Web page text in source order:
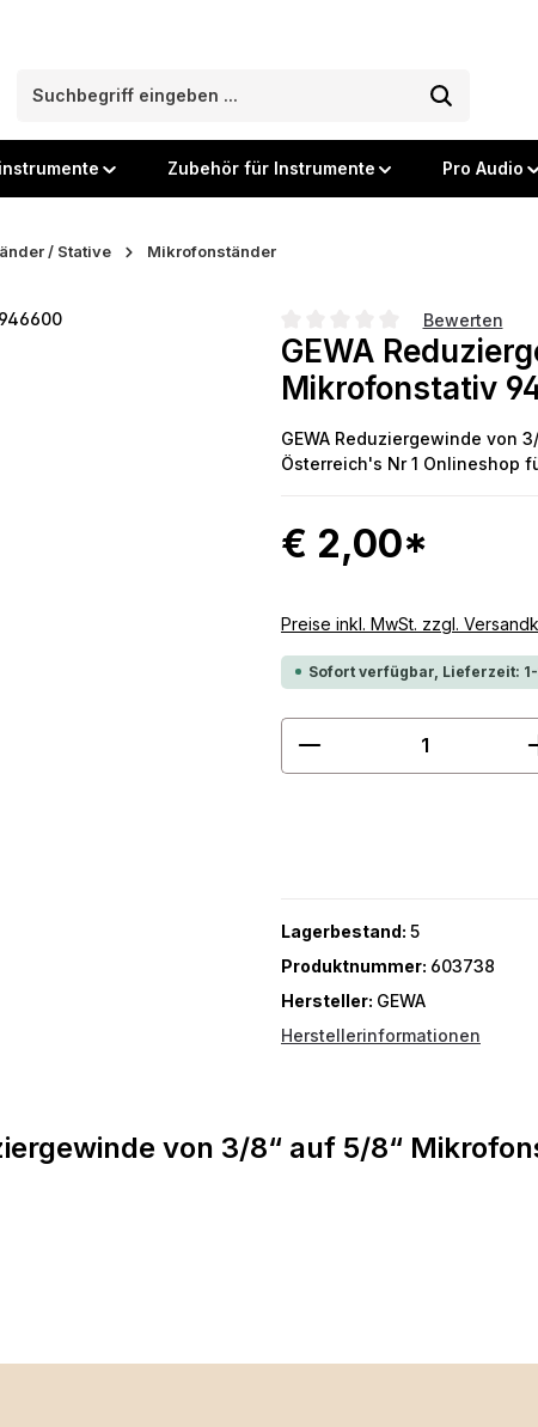
Zubehör für Instrumente Pro Audio
/ Stative Mikrofonständer
Durchschnittliche Bewertung
Bewerten
GEWA
Mikrofonstativ
GEWA Reduziergewinde von
Österreich's Nr 1 Onlineshop
€ 2,00*
Preise inkl. MwSt. zzgl.
Sofort verfügbar, Lieferzeit: 1-
Produkt Anzahl:
Lagerbestand: 5
Produktnummer: 603738
Hersteller: GEWA
Herstellerinformationen
von 3/8“ auf 5/8“